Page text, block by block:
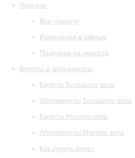
Новости
Все новости
Изменения в афише
Подписка на новости
Билеты и абонементы
Билеты Большого зала
Абонементы Большого зала
Билеты Малого зала
Абонементы Малого зала
Как купить билет